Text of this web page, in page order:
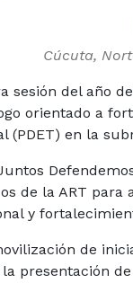
Cúcuta,
sesión del año
orientado a
(PDET) en la
de la ART para
y
de
presentación